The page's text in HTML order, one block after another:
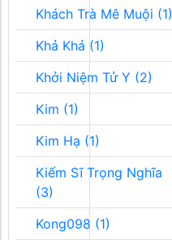
Khách Trà Mê Muội (1)
Khả Khả (1)
Khởi Niệm Tử Y (2)
Kim (1)
Kim Hạ (1)
Kiếm Sĩ Trọng Nghĩa
(3)
Kong098 (1)